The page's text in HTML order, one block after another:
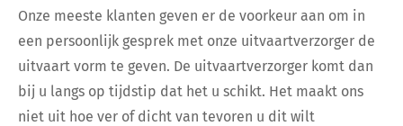
Onze meeste klanten geven er de voorkeur aan om in
een persoonlijk gesprek met onze uitvaartverzorger de
uitvaart vorm te geven. De uitvaartverzorger komt dan
bij u langs op tijdstip dat het u schikt. Het maakt ons
niet uit hoe ver of dicht van tevoren u dit wilt